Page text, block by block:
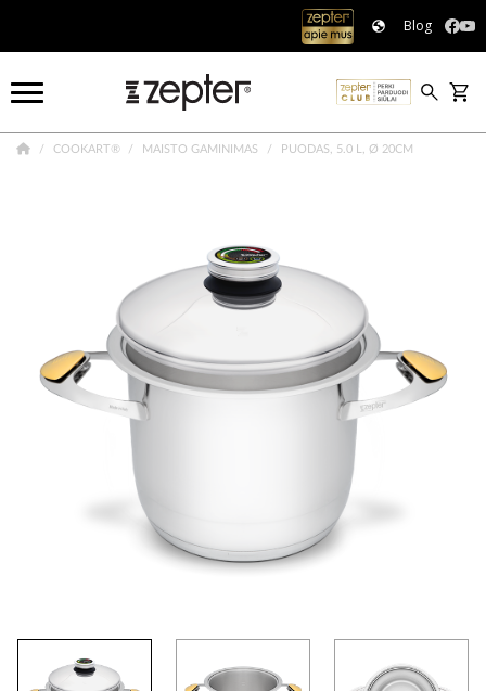
Blog
COOKART® MAISTO GAMINIMAS PUODAS, 5.0 L, Ø 20CM